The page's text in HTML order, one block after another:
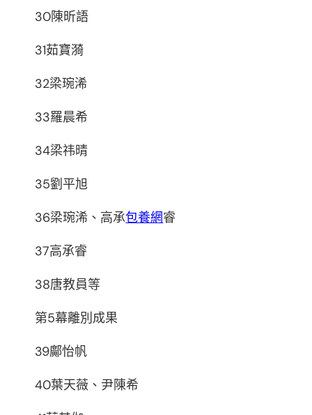
30陳昕語
31茹寶漪
32梁琬浠
33羅晨希
34梁祎晴
35劉平旭
36梁琬浠、高承包養網睿
37高承睿
38唐教員等
第5幕離別成果
39鄺怡帆
40葉天薇、尹陳希